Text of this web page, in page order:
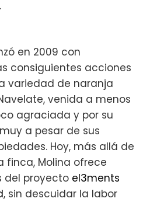
en 2009 con
consiguientes acciones
variedad de naranja
venida a menos
agraciada y por su
a pesar de sus
Hoy, más allá de
finca, Molina ofrece
del proyecto el3ments
, sin descuidar la labor